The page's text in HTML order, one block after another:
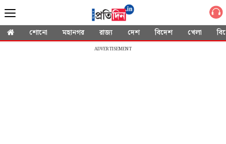
শোনো মহানগর রাজ্য দেশ বিদেশ খেলা
ADVERTISEMENT